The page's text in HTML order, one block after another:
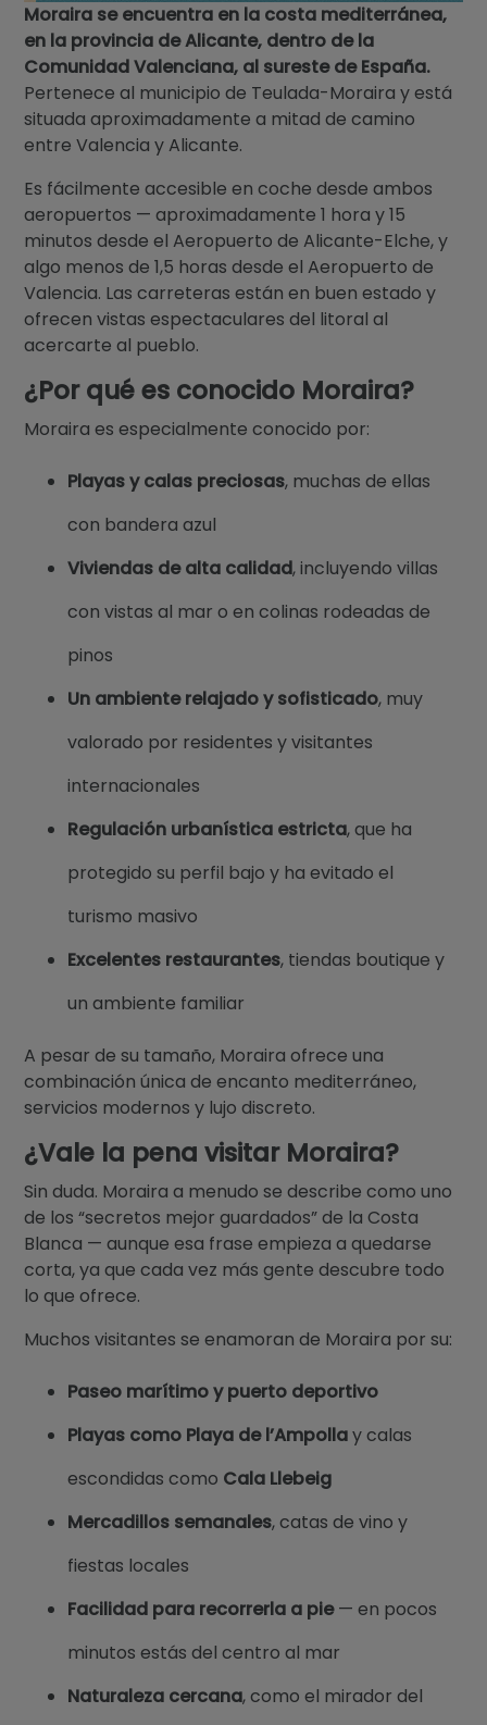
Moraira se encuentra en la costa mediterránea,
en la provincia de Alicante, dentro de la
Comunidad Valenciana, al sureste de España.
Pertenece al municipio de Teulada-Moraira y está
situada aproximadamente a mitad de camino
entre Valencia y Alicante.
Es fácilmente accesible en coche desde ambos
aeropuertos — aproximadamente 1 hora y 15
minutos desde el Aeropuerto de Alicante-Elche, y
algo menos de 1,5 horas desde el Aeropuerto de
Valencia. Las carreteras están en buen estado y
ofrecen vistas espectaculares del litoral al
acercarte al pueblo.
¿Por qué es conocido Moraira?
Moraira es especialmente conocido por:
Playas y calas preciosas, muchas de ellas
con bandera azul
Viviendas de alta calidad, incluyendo villas
con vistas al mar o en colinas rodeadas de
pinos
Un ambiente relajado y sofisticado, muy
valorado por residentes y visitantes
internacionales
Regulación urbanística estricta, que ha
protegido su perfil bajo y ha evitado el
turismo masivo
Excelentes restaurantes, tiendas boutique y
un ambiente familiar
A pesar de su tamaño, Moraira ofrece una
combinación única de encanto mediterráneo,
servicios modernos y lujo discreto.
¿Vale la pena visitar Moraira?
Sin duda. Moraira a menudo se describe como uno
de los “secretos mejor guardados” de la Costa
Blanca — aunque esa frase empieza a quedarse
corta, ya que cada vez más gente descubre todo
lo que ofrece.
Muchos visitantes se enamoran de Moraira por su:
Paseo marítimo y puerto deportivo
Playas como Playa de l’Ampollay calas
escondidas como Cala Llebeig
Mercadillos semanales, catas de vino y
fiestas locales
Facilidad para recorrerla a pie— en pocos
minutos estás del centro al mar
Naturaleza cercana, como el mirador del